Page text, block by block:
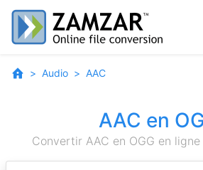
Audio AAC
AAC en
Convertir AAC en OGG en